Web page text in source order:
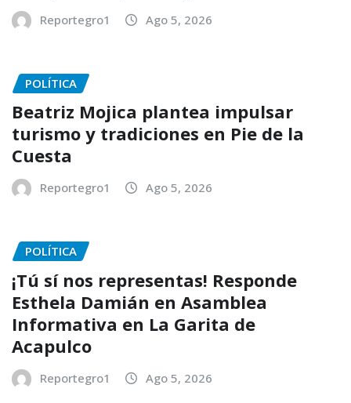
Reportegro1 Ago 5, 2026
POLÍTICA
Beatriz Mojica plantea impulsar
turismo y tradiciones en Pie de la
Cuesta
Reportegro1 Ago 5, 2026
POLÍTICA
¡Tú sí nos representas! Responde
Esthela Damián en Asamblea
Informativa en La Garita de
Acapulco
Reportegro1 Ago 5, 2026